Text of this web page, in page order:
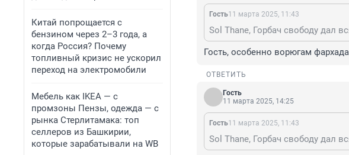
Китай попрощается с
бензином через 2–3 года, а
когда Россия? Почему
топливный кризис не ускорил
переход на электромобили
Мебель как IKEA — с
промзоны Пензы, одежда — с
рынка Стерлитамака: топ
селлеров из Башкирии,
которые зарабатывали на WB
Гость11 марта 2025, 11:43
Sol Thane, Горбач свободу дал
Гость, особенно ворюгам
ОТВЕТИТЬ
Гость
11 марта 2025, 14:25
Гость11 марта 2025, 11:43
Sol Thane, Горбач свободу дал